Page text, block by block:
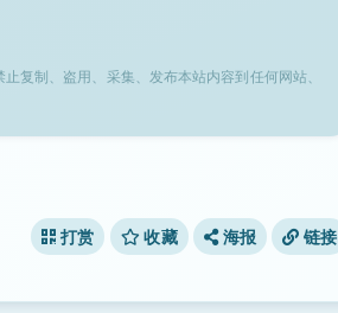
复制、盗用、采集、发布本站内容到任何网站、
打赏 收藏 海报 链接